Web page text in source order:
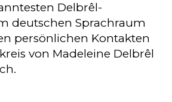
Delbrêl-
deutschen Sprachraum
persönlichen Kontakten
von Madeleine Delbrêl